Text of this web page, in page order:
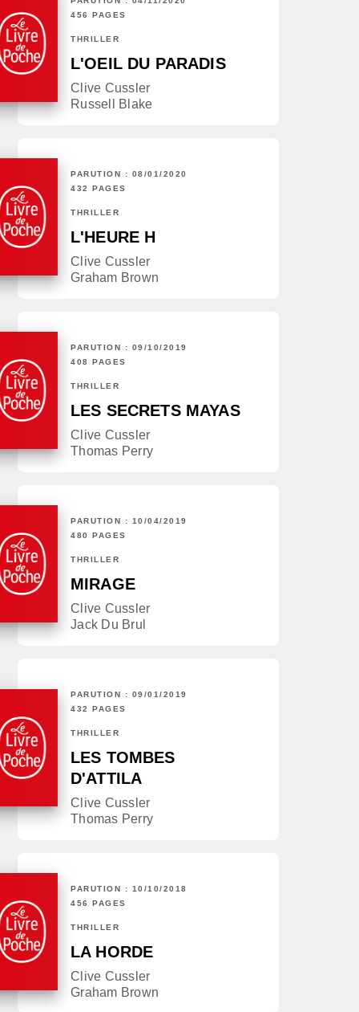
456 PAGES
THRILLER
L'OEIL DU PARADIS
Clive Cussler
Russell Blake
PARUTION : 08/01/2020
432 PAGES
THRILLER
L'HEURE H
Clive Cussler
Graham Brown
PARUTION : 09/10/2019
408 PAGES
THRILLER
LES SECRETS MAYAS
Clive Cussler
Thomas Perry
PARUTION : 10/04/2019
480 PAGES
THRILLER
MIRAGE
Clive Cussler
Jack Du Brul
PARUTION : 09/01/2019
432 PAGES
THRILLER
LES TOMBES
D'ATTILA
Clive Cussler
Thomas Perry
PARUTION : 10/10/2018
456 PAGES
THRILLER
LA HORDE
Clive Cussler
Graham Brown